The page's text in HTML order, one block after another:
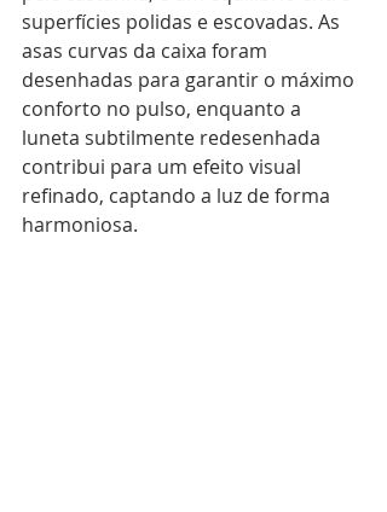
superfícies polidas e escovadas. As
asas curvas da caixa foram
desenhadas para garantir o máximo
conforto no pulso, enquanto a
luneta subtilmente redesenhada
contribui para um efeito visual
refinado, captando a luz de forma
harmoniosa.